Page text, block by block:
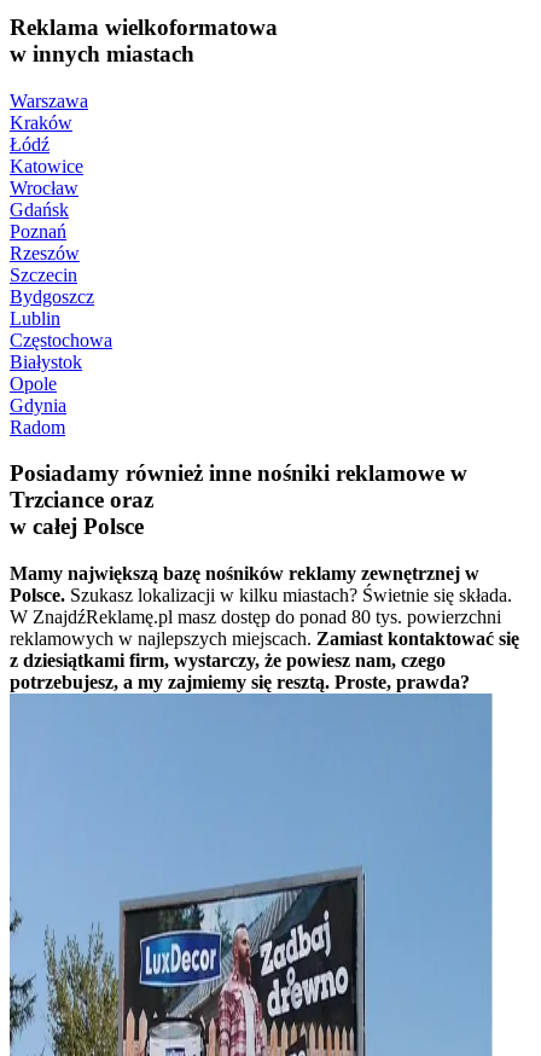
Reklama wielkoformatowa
w innych miastach
Warszawa
Kraków
Łódź
Katowice
Wrocław
Gdańsk
Poznań
Rzeszów
Szczecin
Bydgoszcz
Lublin
Częstochowa
Białystok
Opole
Gdynia
Radom
Posiadamy również inne nośniki reklamowe w
Trzciance oraz
w całej Polsce
Mamy największą bazę nośników reklamy zewnętrznej w
Polsce. Szukasz lokalizacji w kilku miastach? Świetnie się składa.
W ZnajdźReklamę.pl masz dostęp do ponad 80 tys. powierzchni
reklamowych w najlepszych miejscach. Zamiast kontaktować się
z dziesiątkami firm, wystarczy, że powiesz nam, czego
potrzebujesz, a my zajmiemy się resztą. Proste, prawda?